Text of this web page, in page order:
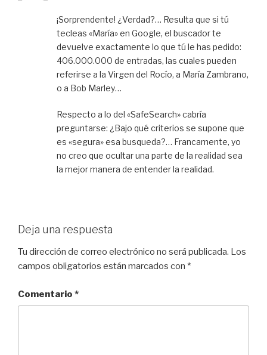
¡Sorprendente! ¿Verdad?… Resulta que si tú
tecleas «María» en Google, el buscador te
devuelve exactamente lo que tú le has pedido:
406.000.000 de entradas, las cuales pueden
referirse a la Virgen del Rocío, a María Zambrano,
o a Bob Marley…
Respecto a lo del «SafeSearch» cabría
preguntarse: ¿Bajo qué criterios se supone que
es «segura» esa busqueda?… Francamente, yo
no creo que ocultar una parte de la realidad sea
la mejor manera de entender la realidad.
Deja una respuesta
Tu dirección de correo electrónico no será publicada. Los
campos obligatorios están marcados con *
Comentario *